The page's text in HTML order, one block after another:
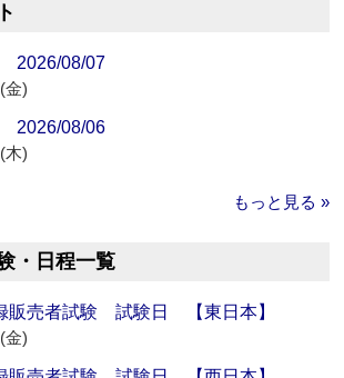
2026/08/07
金)
2026/08/06
木)
もっと見る »
・日程一覧
販売者試験 試験日 【東日本】
金)